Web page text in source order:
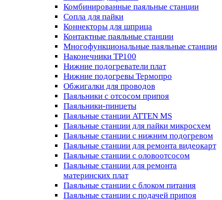
Комбинированные паяльные станции
Сопла для пайки
Коннекторы для шприца
Контактные паяльные станции
Многофункциональные паяльные станции
Наконечники TP100
Нижние подогреватели плат
Нижние подогревы Термопро
Обжигалки для проводов
Паяльники с отсосом припоя
Паяльники-пинцеты
Паяльные станции ATTEN MS
Паяльные станции для пайки микросхем
Паяльные станции с нижним подогревом
Паяльные станции для ремонта видеокарт
Паяльные станции с оловоотсосом
Паяльные станции для ремонта
материнских плат
Паяльные станции с блоком питания
Паяльные станции с подачей припоя